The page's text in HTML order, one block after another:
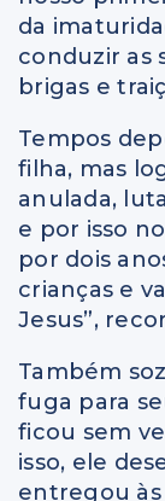
da
conduzir as
brigas e
Tempos
filha, mas
anulada,
e por isso
por dois
crianças e
Jesus”,
Também
fuga para
ficou sem
isso, ele
entregou às